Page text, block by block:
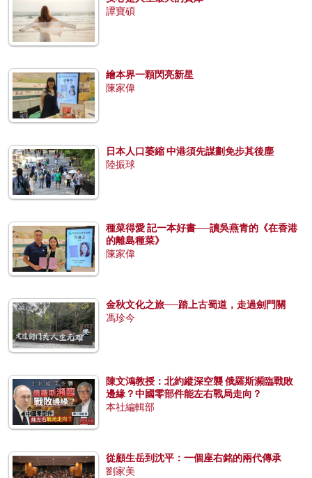
譚寶碩
繪本界一顆閃亮新星
陳家偉
日本人口萎縮 中港須先謀劃免步其後塵
陸振球
種菜得愛 記一本好書──讀吳燕青的《在香港
的離島種菜》
陳家偉
金秋文化之旅──踏上古蜀道，走過劍門關
馮珍今
陳文鴻教授：北約縱深空襲 俄羅斯瀕臨戰敗
邊緣？中國零部件能左右戰局走向？
本社編輯部
從顧生岳到沈平：一個座右銘的兩代傳承
劉家美